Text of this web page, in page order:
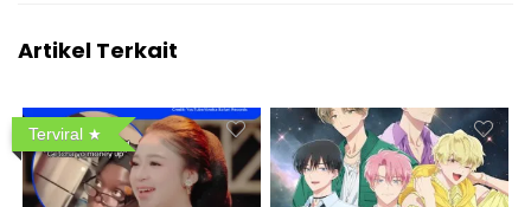
Artikel Terkait
Terviral